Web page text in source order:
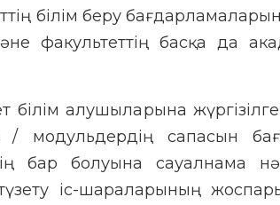
білім беру
факультеттің басқа да
білім алушыларына
/ модульдердің сапасын
бар болуына сауалнама
іс-шараларының